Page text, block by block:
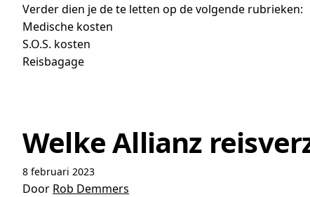
Verder dien je de te letten op de volgende rubrieken:
Medische kosten
S.O.S. kosten
Reisbagage
Welke Allianz
8 februari 2023
Door Rob Demmers